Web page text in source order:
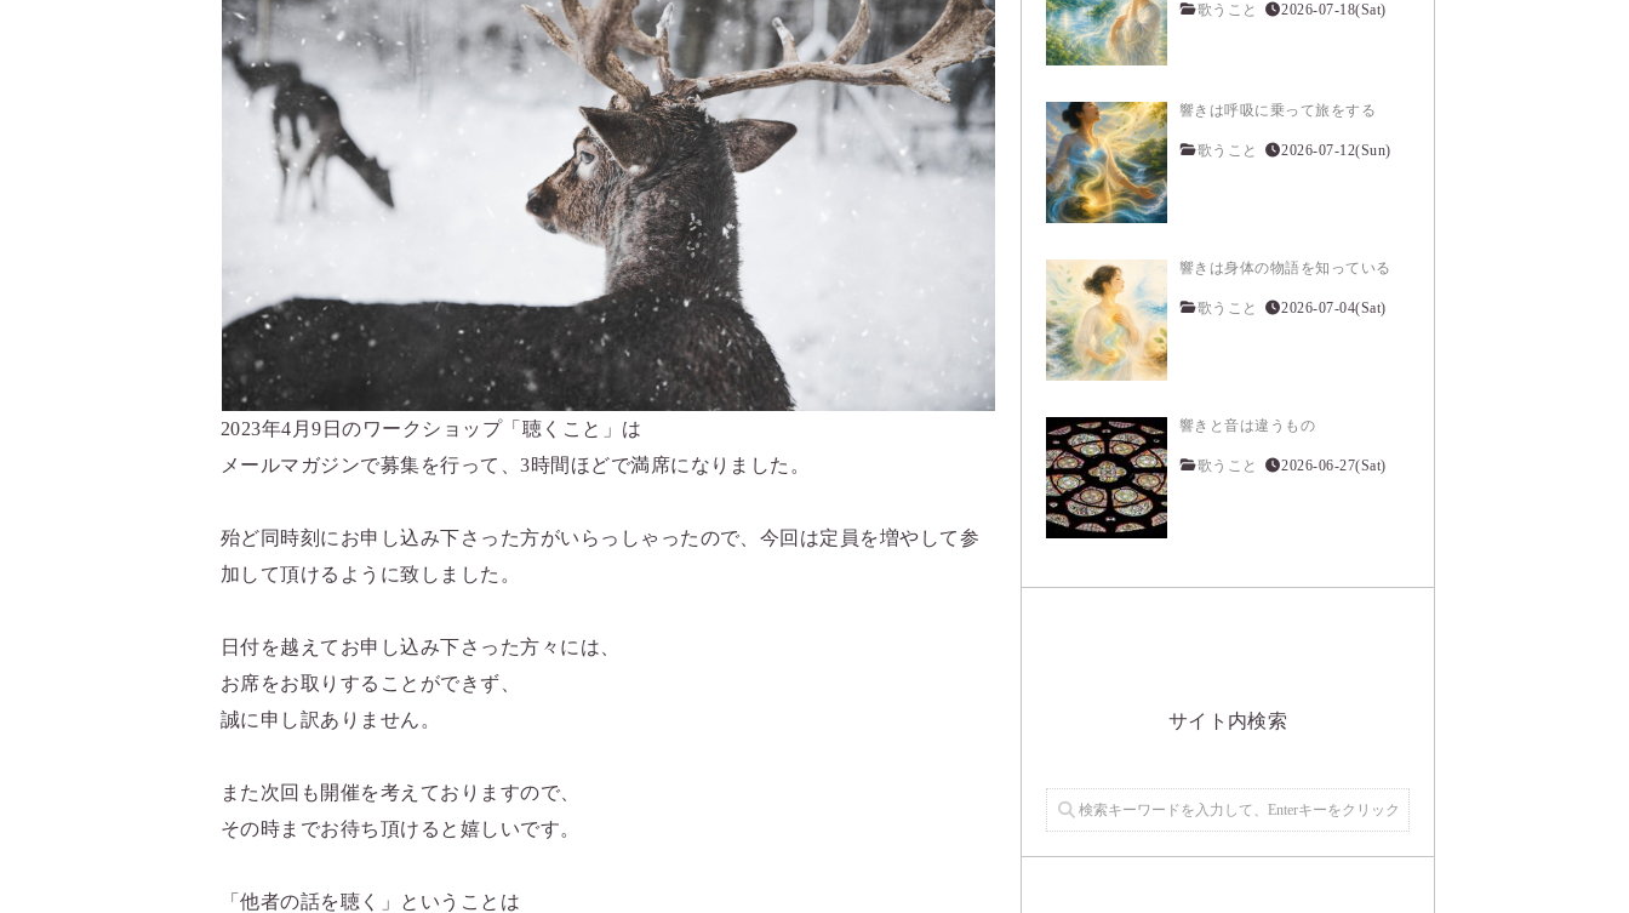
2023年4月9日のワークショップ「聴くこと」は
メールマガジンで募集を行って、3時間ほどで満席になりました。
殆ど同時刻にお申し込み下さった方がいらっしゃったので、今回は定員を増やして参
加して頂けるように致しました。
日付を越えてお申し込み下さった方々には、
お席をお取りすることができず、
誠に申し訳ありません。
また次回も開催を考えておりますので、
その時までお待ち頂けると嬉しいです。
「他者の話を聴く」ということは
歌うこと 2026-07-18(Sat)
響きは呼吸に乗って旅をする
歌うこと 2026-07-12(Sun)
響きは身体の物語を知っている
歌うこと 2026-07-04(Sat)
響きと音は違うもの
歌うこと 2026-06-27(Sat)
サイト内検索